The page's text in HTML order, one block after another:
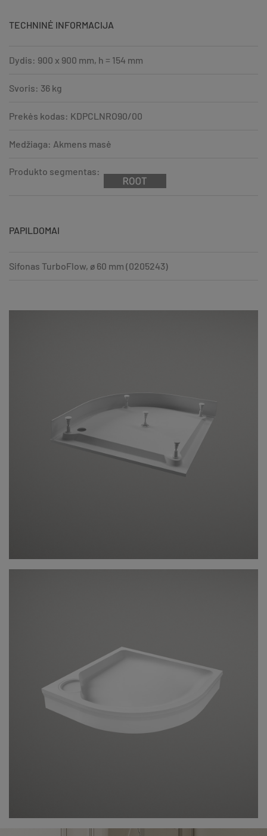
TECHNINĖ INFORMACIJA
Dydis: 900 x 900 mm, h = 154 mm
Svoris: 36 kg
Prekės kodas: KDPCLNRO90/00
Medžiaga: Akmens masė
Produkto segmentas:
PAPILDOMAI
Sifonas TurboFlow, ø 60 mm (0205243)